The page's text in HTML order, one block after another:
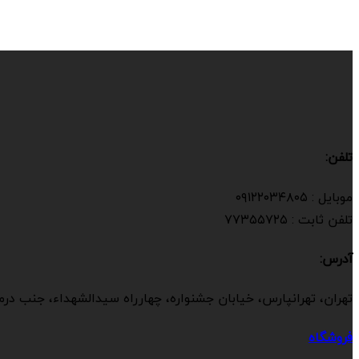
تلفن:
موبایل : ۰۹۱۲۲۰۳۴۸۰۵
تلفن ثابت : ۷۷۳۵۵۷۲۵
آدرس:
تهران، تهرانپارس، خیابان جشنواره، چهارراه سیدالشهداء، جنب
فروشگاه